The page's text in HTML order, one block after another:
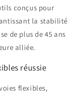
conçus pour
la stabilité
de plus de 45 ans
alliée.
réussie
flexibles,